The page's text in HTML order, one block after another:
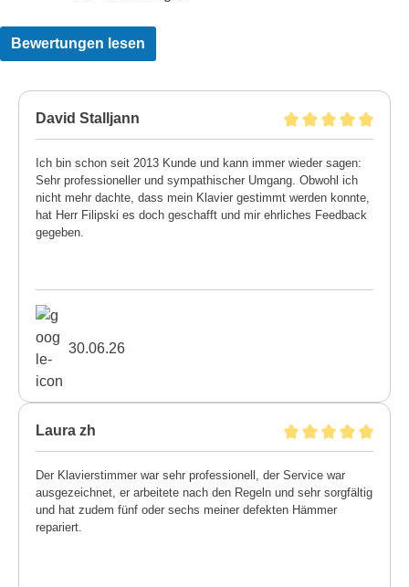
Bewertungen lesen
David Stalljann
Ich bin schon seit 2013 Kunde und kann immer wieder sagen:
Sehr professioneller und sympathischer Umgang. Obwohl ich
nicht mehr dachte, dass mein Klavier gestimmt werden konnte,
hat Herr Filipski es doch geschafft und mir ehrliches Feedback
gegeben.
30.06.26
Laura zh
Der Klavierstimmer war sehr professionell, der Service war
ausgezeichnet, er arbeitete nach den Regeln und sehr sorgfältig
und hat zudem fünf oder sechs meiner defekten Hämmer
repariert.